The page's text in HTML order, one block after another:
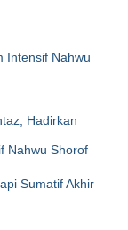
Intensif Nahwu
Hadirkan
Nahwu Shorof
Sumatif Akhir